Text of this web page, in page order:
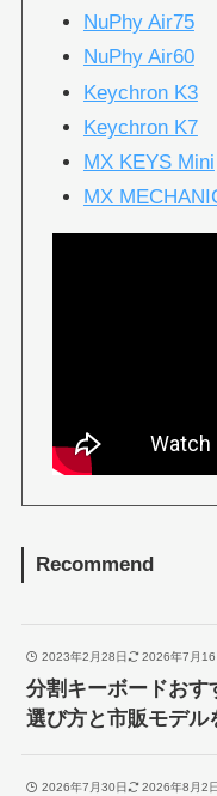
NuPhy Air75
NuPhy Air60
Keychron K3
Keychron K7
MX KEYS Mini
MX
Recommend
2023年2月28日 2026年7月16
分割キーボードおす
選び方と市販モデル
2026年7月30日 2026年8月2日